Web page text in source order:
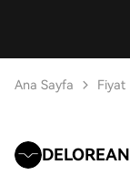
Ana Sayfa Fiyat
DELOREAN